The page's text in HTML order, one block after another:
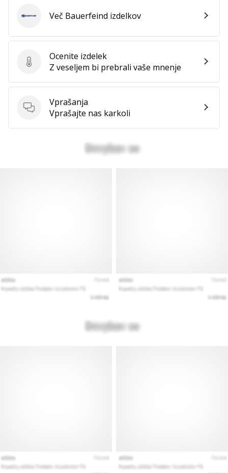
Ocenite izdelek
Ocenite izdelek
Z veseljem bi prebrali vaše mnenje
Vprašanja
Vprašanja
Vprašajte nas karkoli
BauerfeindVeč Bauerfeind izdelkov